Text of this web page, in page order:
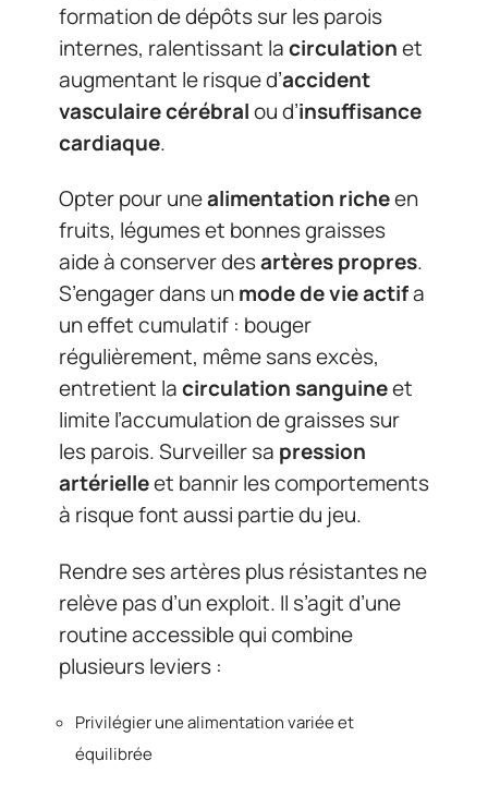
formation de dépôts sur les parois
internes, ralentissant lacirculationet
augmentant le risque d’accident
vasculaire cérébralou d’insuffisance
cardiaque.
Opter pour unealimentation richeen
fruits, légumes et bonnes graisses
aide à conserver desartères propres.
S’engager dans unmode de vie actifa
un effet cumulatif : bouger
régulièrement, même sans excès,
entretient lacirculation sanguineet
limite l’accumulation de graisses sur
les parois. Surveiller sa pression
artérielleet bannir les comportements
à risque font aussi partie du jeu.
Rendre ses artères plus résistantes ne
relève pas d’un exploit. Il s’agit d’une
routine accessible qui combine
plusieurs leviers :
Privilégier une alimentation variée et
équilibrée